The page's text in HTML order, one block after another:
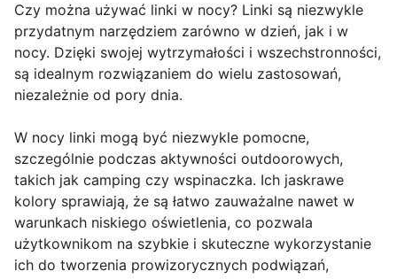
Czy można używać linki w nocy? Linki są niezwykle
przydatnym narzędziem zarówno w dzień, jak i w
nocy. Dzięki swojej wytrzymałości i wszechstronności,
są idealnym rozwiązaniem do wielu zastosowań,
niezależnie od pory dnia.
W nocy linki mogą być niezwykle pomocne,
szczególnie podczas aktywności outdoorowych,
takich jak camping czy wspinaczka. Ich jaskrawe
kolory sprawiają, że są łatwo zauważalne nawet w
warunkach niskiego oświetlenia, co pozwala
użytkownikom na szybkie i skuteczne wykorzystanie
ich do tworzenia prowizorycznych podwiązań,